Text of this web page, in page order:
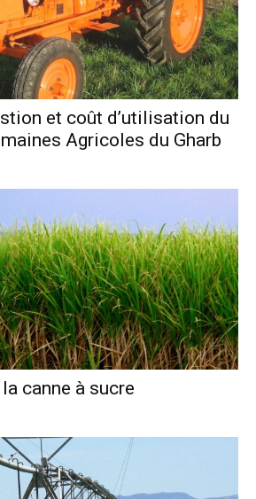
et coût d’utilisation du
Agricoles du Gharb
canne à sucre